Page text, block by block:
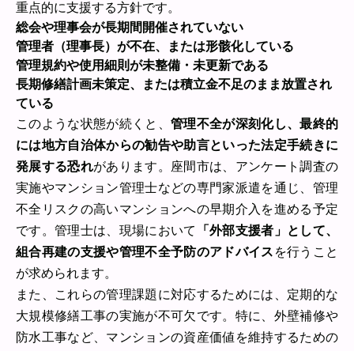
重点的に支援する方針です。
総会や理事会が長期間開催されていない
管理者（理事長）が不在、または形骸化している
管理規約や使用細則が未整備・未更新である
長期修繕計画未策定、または積立金不足のまま放置され
ている
このような状態が続くと、 管理不全が深刻化し、最終的
には地方自治体からの勧告や助言といった法定手続きに
発展する恐れがあります。座間市は、アンケート調査の
実施やマンション管理士などの専門家派遣を通じ、管理
不全リスクの高いマンションへの早期介入を進める予定
です。管理士は、現場において
「外部支援者」として、
組合再建の支援や管理不全予防のアドバイス を行うこと
が求められます。
また、これらの管理課題に対応するためには、定期的な
大規模修繕工事の実施が不可欠です。特に、外壁補修や
防水工事など、マンションの資産価値を維持するための